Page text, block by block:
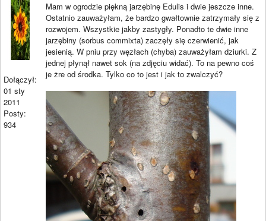
Dołączył:
01 sty
2011
Posty:
934
Mam w ogrodzie piękną jarzębinę Edulis i dwie jeszcze inne.
Ostatnio zauważyłam, że bardzo gwałtownie zatrzymały się z
rozwojem. Wszystkie jakby zastygły. Ponadto te dwie inne
jarzębiny (sorbus commixta) zaczęły się czerwienić, jak
jesienią. W pniu przy węzłach (chyba) zauważyłam dziurki. Z
jednej płynął nawet sok (na zdjęciu widać). To na pewno coś
je żre od środka. Tylko co to jest i jak to zwalczyć?